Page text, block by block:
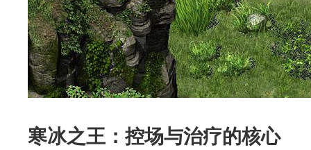
寒冰之王：控场与治疗的核心